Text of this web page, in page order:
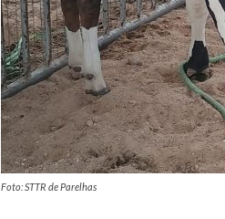
Foto: STTR de Parelhas